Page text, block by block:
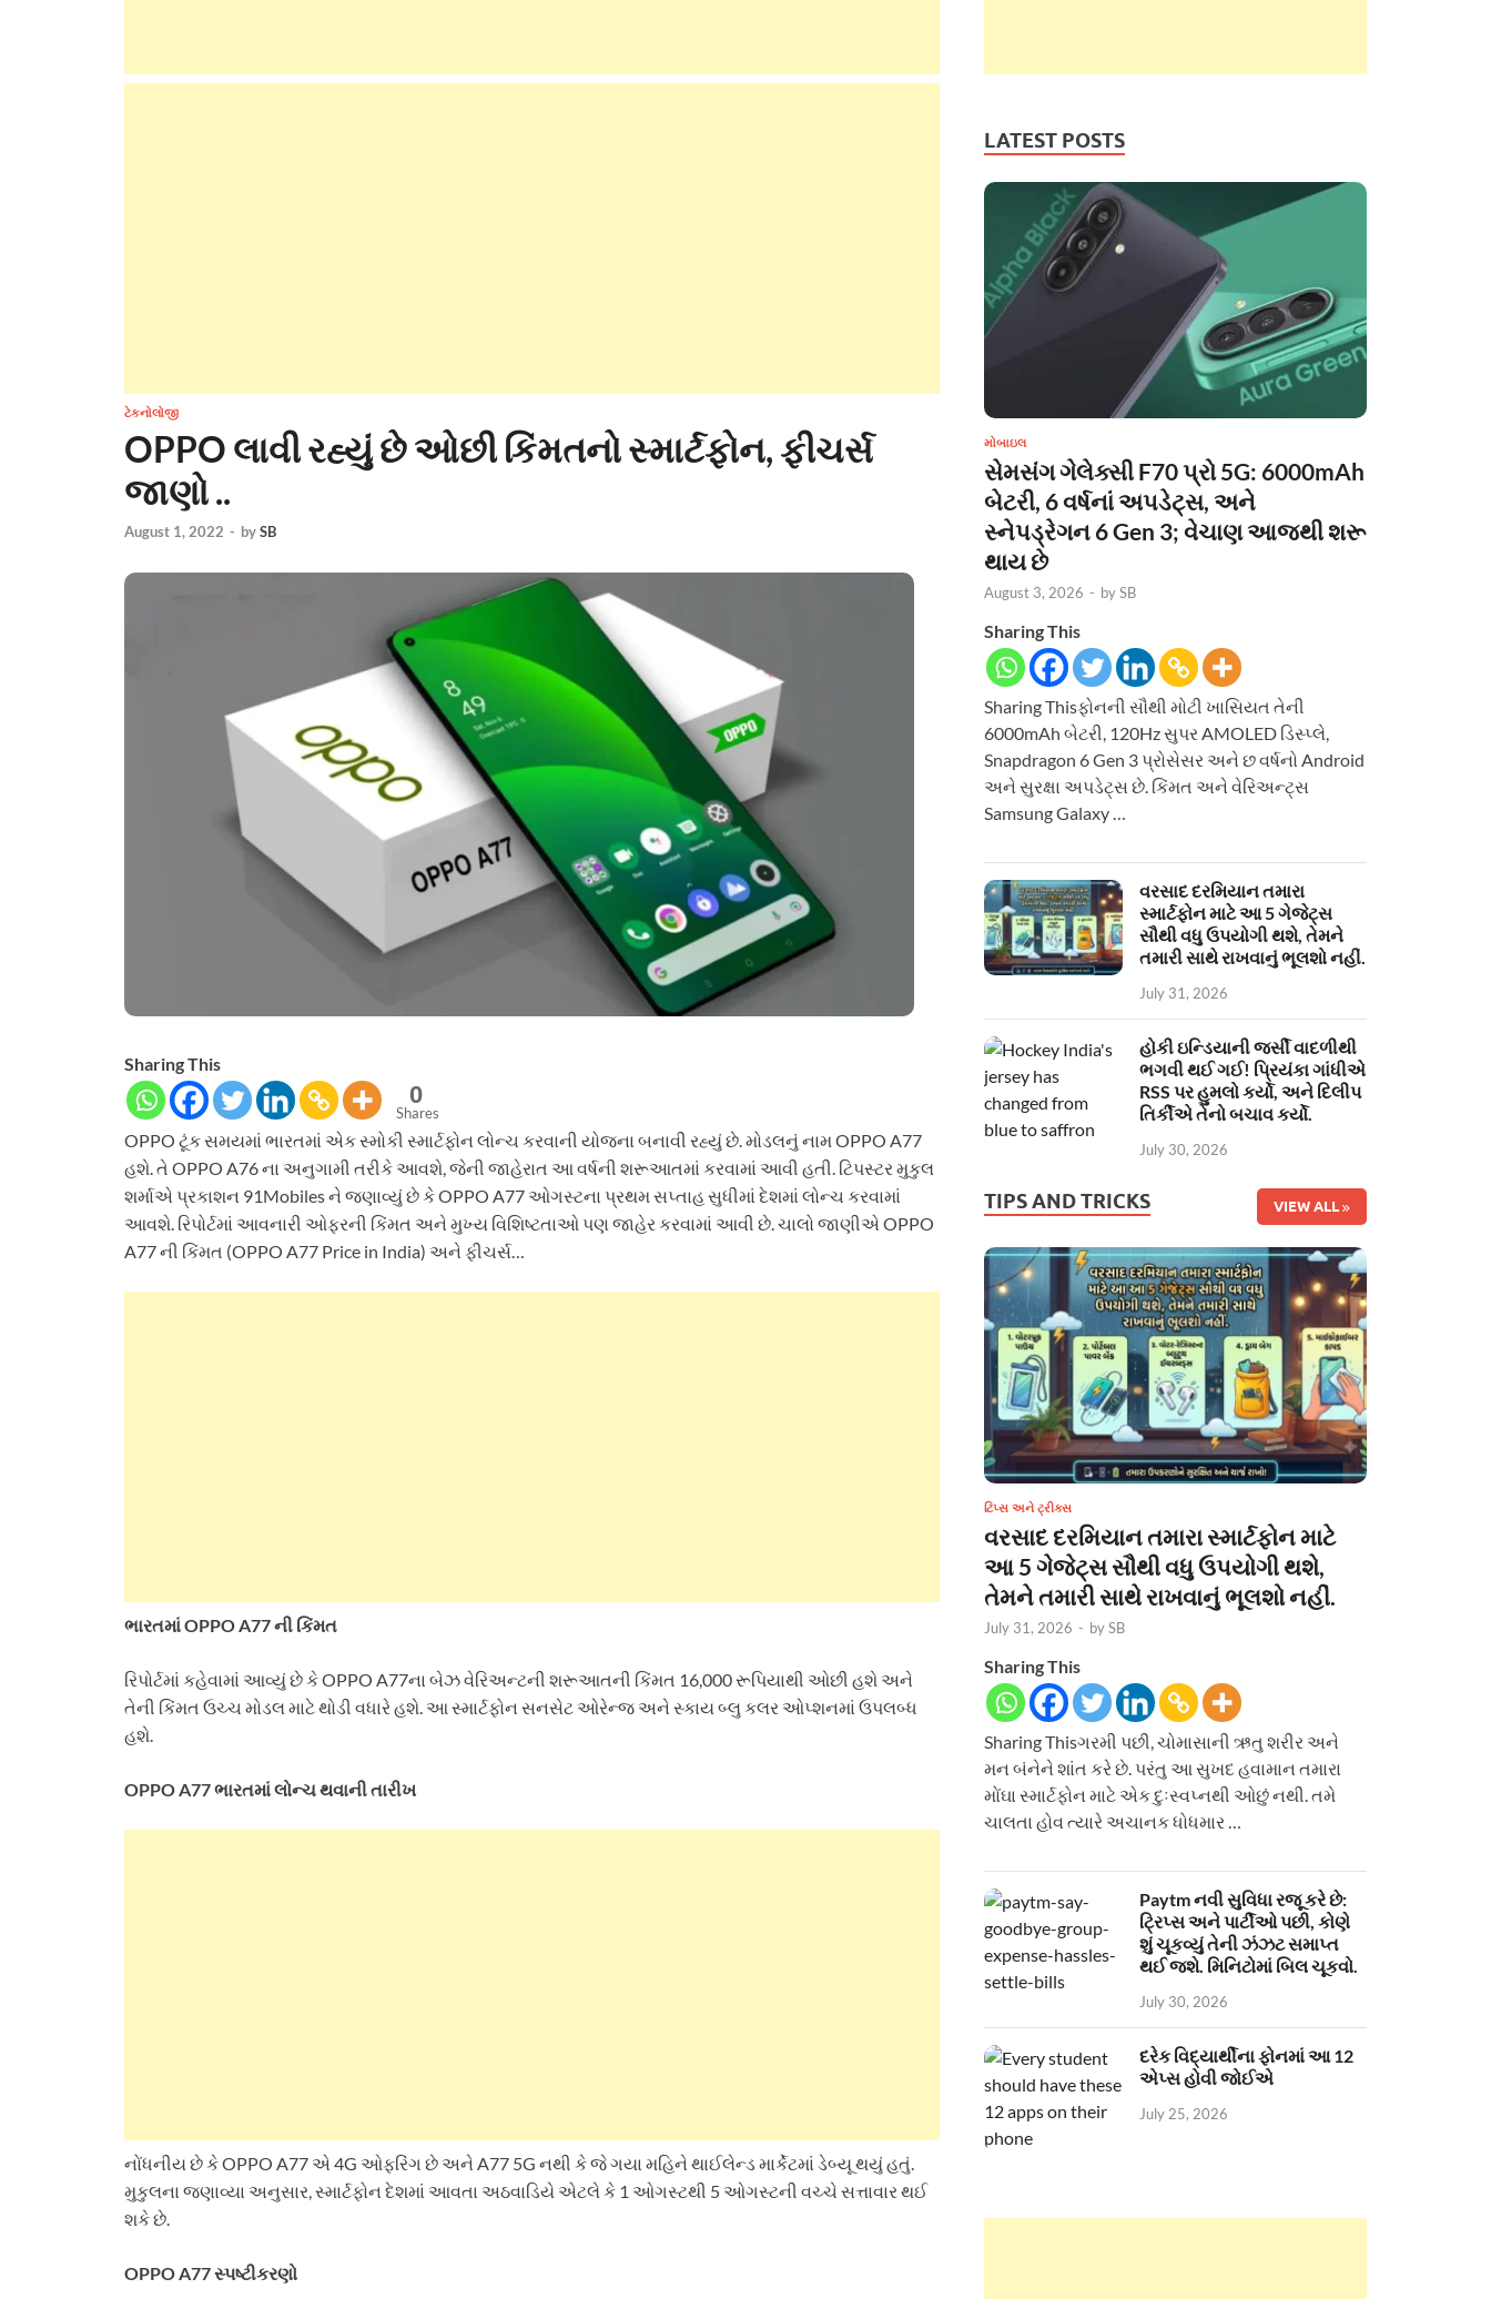
ટેકનોલોજી
OPPO લાવી રહ્યું છે ઓછી કિંમતનો સ્માર્ટફોન, ફીચર્સ
જાણો ..
August 1, 2022 - bySB
Sharing This
0
Shares
OPPO ટૂંક સમયમાં ભારતમાં એક સ્મોકી સ્માર્ટફોન લોન્ચ કરવાની યોજના બનાવી રહ્યું છે. મોડલનું નામ OPPO A77
હશે. તે OPPO A76 ના અનુગામી તરીકે આવશે, જેની જાહેરાત આ વર્ષની શરૂઆતમાં કરવામાં આવી હતી. ટિપસ્ટર મુકુલ
શર્માએ પ્રકાશન 91Mobiles ને જણાવ્યું છે કે OPPO A77 ઓગસ્ટના પ્રથમ સપ્તાહ સુધીમાં દેશમાં લોન્ચ કરવામાં
આવશે. રિપોર્ટમાં આવનારી ઓફરની કિંમત અને મુખ્ય વિશિષ્ટતાઓ પણ જાહેર કરવામાં આવી છે. ચાલો જાણીએ OPPO
A77 ની કિંમત (OPPO A77 Price in India) અને ફીચર્સ…
ભારતમાં OPPO A77 ની કિંમત
રિપોર્ટમાં કહેવામાં આવ્યું છે કે OPPO A77ના બેઝ વેરિઅન્ટની શરૂઆતની કિંમત 16,000 રૂપિયાથી ઓછી હશે અને
તેની કિંમત ઉચ્ચ મોડલ માટે થોડી વધારે હશે. આ સ્માર્ટફોન સનસેટ ઓરેન્જ અને સ્કાય બ્લુ કલર ઓપ્શનમાં ઉપલબ્ધ
હશે.
OPPO A77 ભારતમાં લોન્ચ થવાની તારીખ
નોંધનીય છે કે OPPO A77 એ 4G ઓફરિંગ છે અને A77 5G નથી કે જે ગયા મહિને થાઈલેન્ડ માર્કેટમાં ડેબ્યૂ થયું હતું.
મુકુલના જણાવ્યા અનુસાર, સ્માર્ટફોન દેશમાં આવતા અઠવાડિયે એટલે કે 1 ઓગસ્ટથી 5 ઓગસ્ટની વચ્ચે સત્તાવાર થઈ
શકે છે.
OPPO A77 સ્પષ્ટીકરણો
LATEST POSTS
મોબાઇલ
સેમસંગ ગેલેક્સી F70 પ્રો 5G: 6000mAh
બેટરી, 6 વર્ષનાં અપડેટ્સ, અને
સ્નેપડ્રેગન 6 Gen 3; વેચાણ આજથી શરૂ
થાય છે
August 3, 2026 - bySB
Sharing This
Sharing Thisફોનની સૌથી મોટી ખાસિયત તેની
6000mAh બેટરી, 120Hz સુપર AMOLED ડિસ્પ્લે,
Snapdragon 6 Gen 3 પ્રોસેસર અને છ વર્ષનો Android
અને સુરક્ષા અપડેટ્સ છે. કિંમત અને વેરિઅન્ટ્સ
Samsung Galaxy …
વરસાદ દરમિયાન તમારા
સ્માર્ટફોન માટે આ 5 ગેજેટ્સ
સૌથી વધુ ઉપયોગી થશે, તેમને
તમારી સાથે રાખવાનું ભૂલશો નહીં.
July 31, 2026
હોકી ઇન્ડિયાની જર્સી વાદળીથી
ભગવી થઈ ગઈ! પ્રિયંકા ગાંધીએ
RSS પર હુમલો કર્યો, અને દિલીપ
તિર્કીએ તેનો બચાવ કર્યો.
July 30, 2026
TIPS AND TRICKS VIEW ALL
ટિપ્સ અને ટ્રીક્સ
વરસાદ દરમિયાન તમારા સ્માર્ટફોન માટે
આ 5 ગેજેટ્સ સૌથી વધુ ઉપયોગી થશે,
તેમને તમારી સાથે રાખવાનું ભૂલશો નહીં.
July 31, 2026 - bySB
Sharing This
Sharing Thisગરમી પછી, ચોમાસાની ઋતુ શરીર અને
મન બંનેને શાંત કરે છે. પરંતુ આ સુખદ હવામાન તમારા
મોંઘા સ્માર્ટફોન માટે એક દુઃસ્વપ્નથી ઓછું નથી. તમે
ચાલતા હોવ ત્યારે અચાનક ધોધમાર …
Paytm નવી સુવિધા રજૂ કરે છે:
ટ્રિપ્સ અને પાર્ટીઓ પછી, કોણે
શું ચૂકવ્યું તેની ઝંઝટ સમાપ્ત
થઈ જશે. મિનિટોમાં બિલ ચૂકવો.
July 30, 2026
દરેક વિદ્યાર્થીના ફોનમાં આ 12
એપ્સ હોવી જોઈએ
July 25, 2026